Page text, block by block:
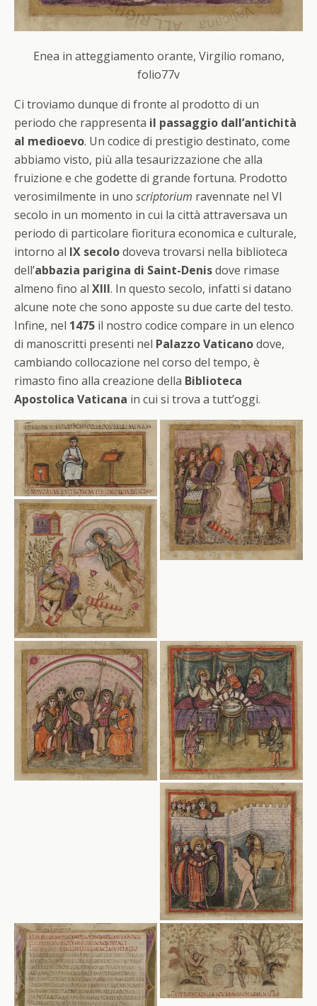
Enea in atteggiamento orante, Virgilio romano,
folio77v
Ci troviamo dunque di fronte al prodotto di un
periodo che rappresenta il passaggio dall’antichità
al medioevo. Un codice di prestigio destinato, come
abbiamo visto, più alla tesaurizzazione che alla
fruizione e che godette di grande fortuna. Prodotto
verosimilmente in uno scriptorium ravennate nel VI
secolo in un momento in cui la città attraversava un
periodo di particolare fioritura economica e culturale,
intorno al IX secolodoveva trovarsi nella biblioteca
dell’abbazia parigina di Saint-Denisdove rimase
almeno fino al XIII. In questo secolo, infatti si datano
alcune note che sono apposte su due carte del testo.
Infine, nel 1475 il nostro codice compare in un elenco
di manoscritti presenti nel Palazzo Vaticanodove,
cambiando collocazione nel corso del tempo, è
rimasto fino alla creazione della Biblioteca
Apostolica Vaticana in cui si trova a tutt’oggi.